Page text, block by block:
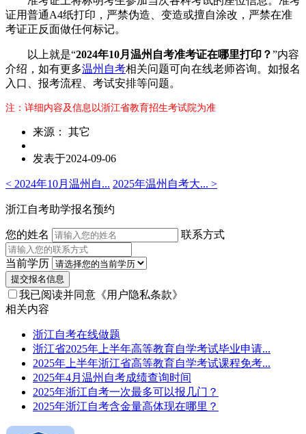
证用普通A4纸打印，严禁伪造、变造或擅自涂改，严禁在准
考证正反面做任何标记。
以上就是“2024年10月温州自考准考证在哪里打印？”内容
介绍，如有更多温州自考相关问题可向在线老师咨询。如报名
入口、报考流程、考试安排等问题。
注：详细内容及信息以浙江省教育招生考试院为准
来源： 其它
发表于2024-09-06
< 2024年10月温州自... 2025年温州自考大... >
浙江自考助学报名预约
您的姓名 联系方式
当前学历
提交报名信息
我已阅读并同意 《用户隐私条款》
相关内容
浙江自考在线做题
浙江省2025年上半年高等教育自学考试毕业申请...
2025年上半年浙江省高等教育自学考试课程免考...
2025年4月温州自考成绩查询时间
2025年浙江自考一次最多可以报几门？
2025年浙江自考含金量高体现在哪里？